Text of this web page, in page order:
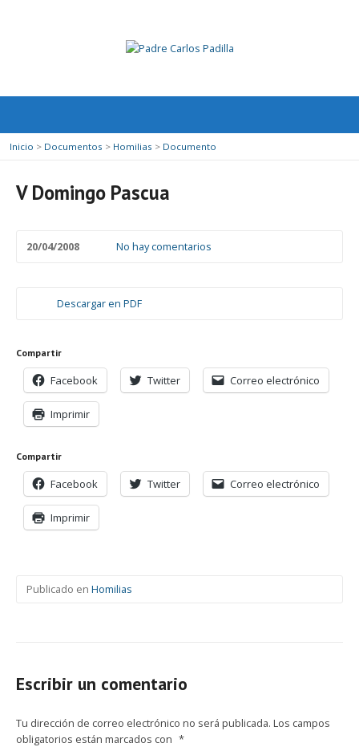
Inicio > Documentos > Homilias > Documento
V Domingo Pascua
20/04/2008 No hay comentarios
Descargar en PDF
Compartir
Facebook Twitter Correo electrónico
Imprimir
Compartir
Facebook Twitter Correo electrónico
Imprimir
Publicado en Homilias
Escribir un comentario
Tu dirección de correo electrónico no será publicada. Los campos
obligatorios están marcados con *